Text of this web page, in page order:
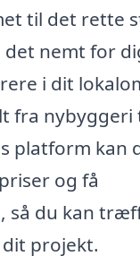
til det rette
nemt for
i dit
fra nybyggeri
platform kan
og få
så du kan
projekt.